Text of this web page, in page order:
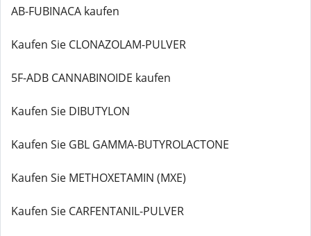
AB-FUBINACA kaufen
Kaufen Sie CLONAZOLAM-PULVER
5F-ADB CANNABINOIDE kaufen
Kaufen Sie DIBUTYLON
Kaufen Sie GBL GAMMA-BUTYROLACTONE
Kaufen Sie METHOXETAMIN (MXE)
Kaufen Sie CARFENTANIL-PULVER